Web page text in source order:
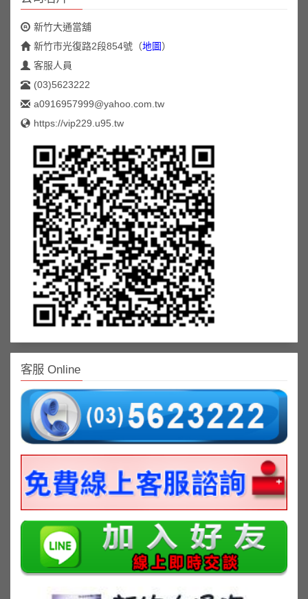
新竹大通當舖
新竹市光復路2段854號 （地圖）
客服人員
(03)5623222
a0916957999@yahoo.com.tw
https://vip229.u95.tw
客服 Online